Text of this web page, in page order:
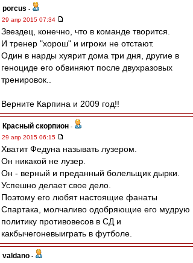
porcus -
29 апр 2015 07:34
Звездец, конечно, что в команде творится.
И тренер "хорош" и игроки не отстают.
Один в нарды хуярит дома три дня, другие в
геноциде его обвиняют после двухразовых
тренировок..
Верните Карпина и 2009 год!!
Красный скорпион -
29 апр 2015 06:15
Хватит Федуна называть лузером.
Он никакой не лузер.
Он - верный и преданный болельщик дырки.
Успешно делает свое дело.
Поэтому его любят настоящие фанаты
Спартака, молчаливо одобряющие его мудрую
политику противовесов в СД и
какбычегоневыиграть в футболе.
valdano -